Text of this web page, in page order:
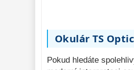
Příslušenství
Meteostanice 52
Okulár TS
Pokud hledáte